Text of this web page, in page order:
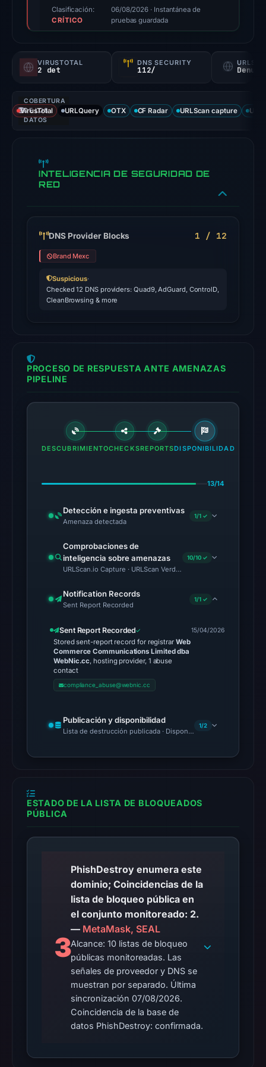
score,
not
probability).
signals:
2
of
flagged
domain
Jul
at
20:45
matches
SEAL)
the
snapshot
2026
at
UTC.
Spamhaus
DBL_PHISH
Jul
13,
2026
18:36
No
timestamped
is
unverified.
Other
observations:
Google
Safe
Browsing
recorded
no
flag
on
Apr
Clasificación:
CRÍTICO
06/08/2026 · Instantánea de
pruebas guardada
VIRUSTOTAL
2 det
DNS SECURITY
112/
COBERTURA
DE LOS
DATOS
VirusTotal URLQuery OTX CF Radar URLScan capture
INTELIGENCIA DE SEGURIDAD DE
RED
DNS Provider Blocks 1 / 12
Brand Mexc
Suspicious·
Checked 12 DNS providers: Quad9, AdGuard, ControlD,
CleanBrowsing & more
PROCESO DE RESPUESTA ANTE AMENAZAS
PIPELINE
DESCUBRIMIENTOCHECKSREPORTSDISPONIBILIDAD
13/14
Detección e ingesta preventivas
Amenaza detectada
1/1 ✓
Comprobaciones de
inteligencia sobre amenazas
URLScan.io Capture · URLScan Verdict · Cloudflare Radar
10/10 ✓
Notification Records
Sent Report Recorded
1/1 ✓
Sent Report Recorded
Stored sent-report record for registrar Web
Commerce Communications Limited dba
WebNic.cc, hosting provider, 1 abuse
contact
compliance_abuse@webnic.cc
15/04/2026
Publicación y disponibilidad
Lista de destrucción publicada · Disponibilidad no verificada
1/2
ESTADO DE LA LISTA DE BLOQUEADOS
PÚBLICA
3
PhishDestroy enumera este
dominio; Coincidencias de la
lista de bloqueo pública en
el conjunto monitoreado: 2.
— MetaMask, SEAL
Alcance: 10 listas de bloqueo
públicas monitoreadas. Las
señales de proveedor y DNS se
muestran por separado. Última
sincronización 07/08/2026.
Coincidencia de la base de
datos PhishDestroy: confirmada.